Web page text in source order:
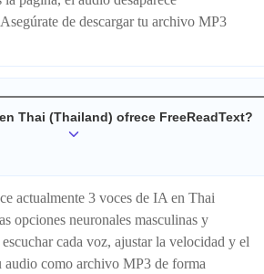
de descargar tu archivo MP3
Thai (Thailand) ofrece FreeReadText?
actualmente 3 voces de IA en Thai
opciones neuronales masculinas y
cada voz, ajustar la velocidad y el
audio como archivo MP3 de forma